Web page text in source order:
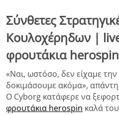
Σύνθετες
Κουλοχέρηδων |
φρουτάκια herospin
«Ναι, ωστόσο, δεν είχαμε την
δοκιμάσουμε ακόμα»,
Ο Cyborg κατάφερε να
φρουτάκια herospin καλά